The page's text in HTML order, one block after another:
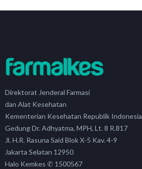
Direktorat Jenderal Farmasi
dan Alat Kesehatan
Kementerian Kesehatan Republik Indonesia
Gedung Dr. Adhyatma, MPH, Lt. 8 R.817
Jl. H.R. Rasuna Said Blok X-5 Kav. 4-9
Jakarta Selatan 12950
Halo Kemkes ✆ 1500567